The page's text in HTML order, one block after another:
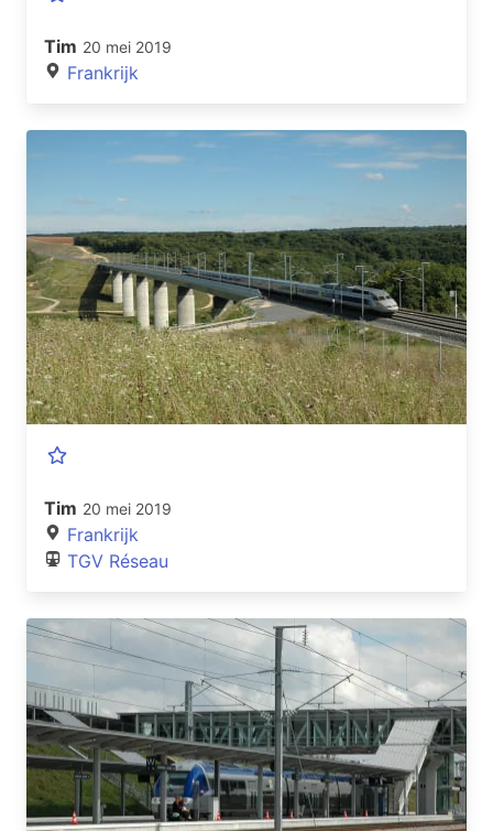
Tim 20 mei 2019
Frankrijk
Tim 20 mei 2019
Frankrijk
TGV Réseau